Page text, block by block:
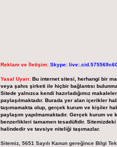
Reklam ve İletişim: Skype:
Yasal Uyarı: Bu internet sitesi, herhangi bir
veya şahıs şirketi ile hiçbir bağlantısı
Sitede yalnızca kendi hazırladığımız makaleler
paylaşılmaktadır. Burada yer alan içerikler
taşımamakta olup, gerçek kurum ve kişiler
paylaşım yapılmamaktadır. Gerçek kurum
benzerlikleri tamamen tesadüfidir.
halindedir ve tavsiye niteliği taşımazlar.
Sitemiz, 5651 Sayılı Kanun gereğince Bilgi